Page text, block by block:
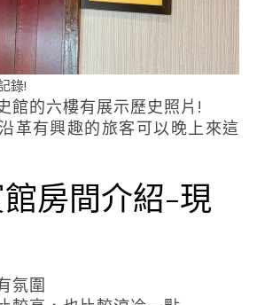
錄!
館的六樓有展示歷史照片!
革有興趣的旅客可以晚上來這
房間介紹-現
氛圍